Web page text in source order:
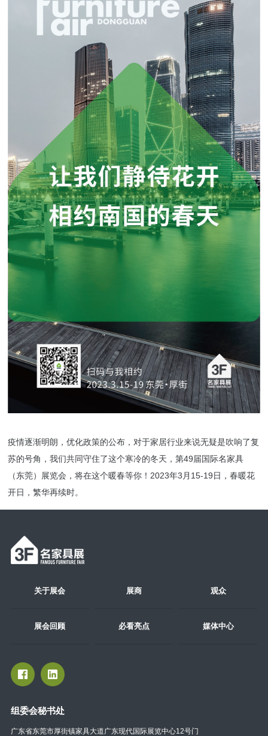
疫情逐渐明朗，优化政策的公布，对于家居行业来说无疑是吹响了复
苏的号角，我们共同守住了这个寒冷的冬天，第49届国际名家具
（东莞）展览会，将在这个暖春等你！2023年3月15-19日，春暖花
开日，繁华再续时。
关于展会 展商 观众
展会回顾 必看亮点 媒体中心
组委会秘书处
广东省东莞市厚街镇家具大道广东现代国际展览中心12号门